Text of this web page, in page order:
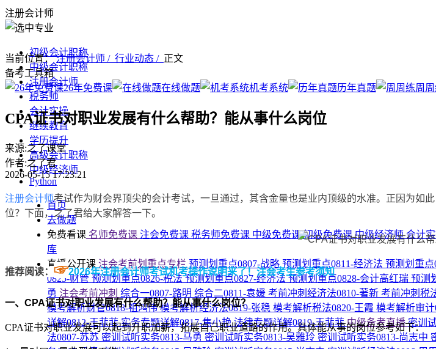
注册会计师
初级会计职称
中级会计职称
注册会计师
税务师
会计实操
继续教育
学历提升
高级会计职称
中级经济师
Python
首页
去做题
免费看课 名师免费课 注会免费课 税务师免费课 中级免费课初级免费课中级经济师会计
库
直播公开课 注会考前划重点专栏 预测划重点0807-战略预测划重点0811-经济法 预测划重点
0825-财管 预测划重点0826-税法预测划重点0827-经济法预测划重点0828-会计高红瑞 预测
勇 注会考前冲刺 综合一0807-路明 综合二0811-袁媛 考前冲刺经济法0810-著新 考前冲刺税
模考解析财管0818-祖鸿伟模考解析经济法0819-张稳 模考解析税法0820-王霞 模考解析审
详解0812-王菲菲实务专题详解0817-焦小艳法律专题详解0819-王菲菲中级备考直播密训
法0807-苏苏 密训试听实务0813-马勇 密训试听实务0813-吴雅玲 密训试听实务0813-尚志中
当前位置：注册会计师 / 行业动态 / 正文
备考工具箱
26年免费课
在线做题 机考系统 历年真题 周
CPA证书对职业发展有什么帮助？能从事什么岗位
来源:之了课堂
作者:之了君
2026-05-15 17:23:21
注册会计师考试作为财会界顶尖的会计考试，一旦通过，其含金量也是业内顶级的水准。正因为如
位？ 下面，之了君给大家解答一下。
推荐阅读： ☞2026年注册会计师考试机考操作说明来了！注会考生参考须知
一、 CPA证书对职业发展有什么帮助？能从事什么岗位？
CPA证书对职业发展可以起到升职加薪，拓展自己职业道路的作用。具体能从事的岗位参考如下：